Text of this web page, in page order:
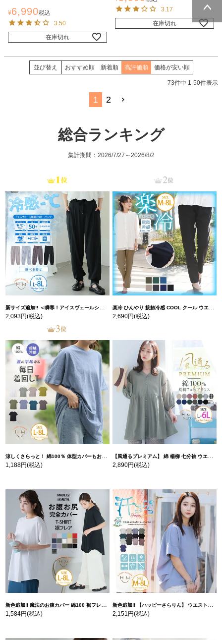
¥6,990税込
3.50
在庫切れ
3.17
在庫切れ
並び替え おすすめ順 新着順 高評価順 価格が安い順
73件中 1-50件表示
1 2
総合ランキング
集計期間：2026/7/27～2026/8/2
新サイズ追加!! ＜瞬寒！アイスヴェールシリーズ＞ 美脚 ジョガーパンツ 【ウェストゴム】 【ストレッチ】 | 大きいサイズの通販ならハッピーマリリン
2,093円(税込)
楽冷 ひんやり 接触冷感 COOL クール ウエストゴム 楽ちん ストレッチ 美脚 レギパン 【ストレッチ】 | 大きいサイズの通販ならハッピーマリリン
2,690円(税込)
涼しくさらっと！ 綿100％ 体型カバーもお洒落も叶える 風合いコットン ゆるシルエット ドルマン | 大きいサイズの通販ならハッピーマリリン
1,188円(税込)
【風通るプレミアム】 綿 楊柳 七分袖 ウエストギャザー ブラウス | 大きいサイズの通販ならハッピーマリリン
2,890円(税込)
新色追加!! 魔法のお腹カバー 綿100 裾フレア Tシャツ | 大きいサイズの通販ならハッピーマリリン
1,584円(税込)
新色追加!! 【ハッピーさらりん】 ウエストタック入り スッキリ魅せ コクーントップス | 大きいサイズの通販ならハッピーマリリン
2,151円(税込)
ページトッ